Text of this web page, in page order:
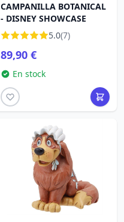
CAMPANILLA BOTANICAL
- DISNEY SHOWCASE
5.0(7)
89,90 €
En stock